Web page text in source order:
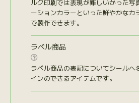
ルク印刷では表現が難しいかった写
ーションカラーといった鮮やかなカ
で製作できます。
ラベル商品

ラベル商品の表記についてシールへ
インのできるアイテムです。